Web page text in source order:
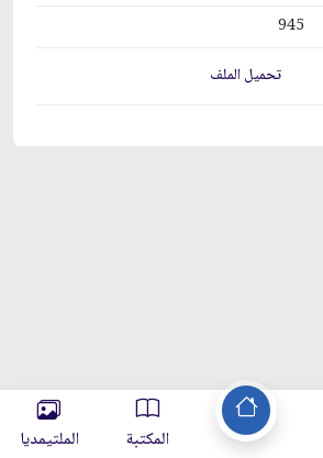
945
تحميل الملف
المكتبة الملتيمديا